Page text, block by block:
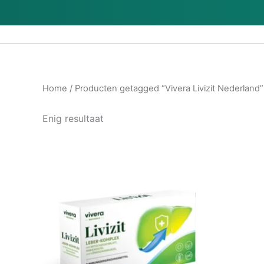
naar
Home / Producten getagged “Vivera Livizit Nederland”
Enig resultaat